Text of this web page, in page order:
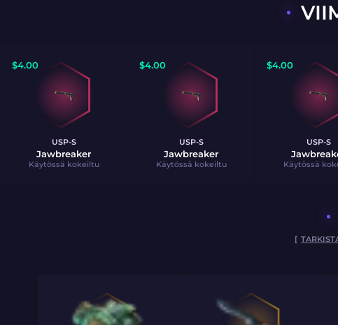
$4.00
USP-S
Jawbreaker
Käytössä kokeiltu
$4.00
USP-S
Jawbreaker
Käytössä kokeiltu
$4.00
USP-S
Käytössä
[